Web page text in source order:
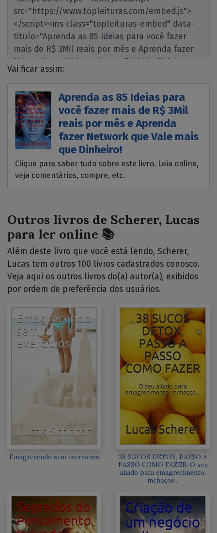
Vai ficar assim:
Aprenda as 85 Ideias para
você fazer mais de R$ 3Mil
reais por mês e Aprenda
fazer Network que Vale mais
que Dinheiro!
Clique para saber tudo sobre este livro. Leia online,
veja comentários, compre, etc.
Outros livros de Scherer, Lucas
para ler online 📚
Além deste livro que você está lendo, Scherer,
Lucas tem outros 100 livros cadastrados conosco.
Veja aqui os outros livros do(a) autor(a), exibidos
por ordem de preferência dos usuários.
Emagrecendo sem exercicios
38 SUCOS DETOX, PASSO A
PASSO COMO FAZER: O seu
aliado para emagrecimento,
inchaços...